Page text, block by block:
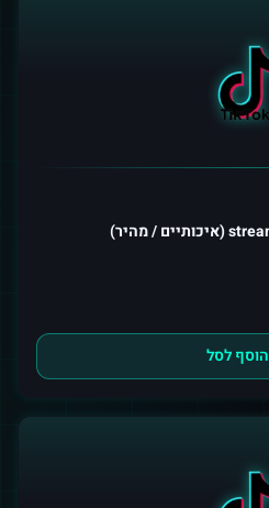
הוסף לסל